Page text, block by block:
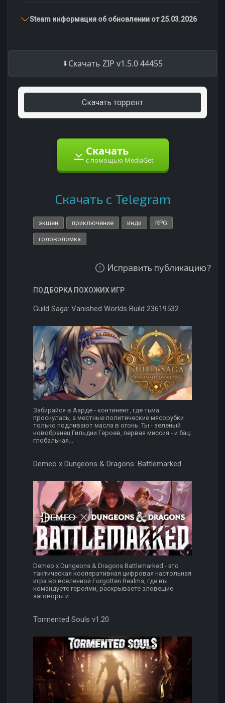
Steam информация об обновлении от 25.03.2026
Скачать ZIP v1.5.0 44455
Скачать торрент
Скачать
с помощью MediaGet
Скачать с Telegram
экшен приключение инди RPG
головоломка
Исправить публикацию?
ПОДБОРКА ПОХОЖИХ ИГР
Guild Saga: Vanished Worlds Build 23619532
Забирайся в Аарде - континент, где тьма
проснулась, а местные политические мясорубки
только подливают масла в огонь. Ты - зеленый
новобранец Гильдии Героев, первая миссия - и бац:
глобальная...
Demeo x Dungeons & Dragons: Battlemarked
Demeo x Dungeons & Dragons Battlemarked - это
тактическая кооперативная цифровая настольная
игра во вселенной Forgotten Realms, где вы
командуете героями, раскрываете зловещие
заговоры и...
Tormented Souls v1.20